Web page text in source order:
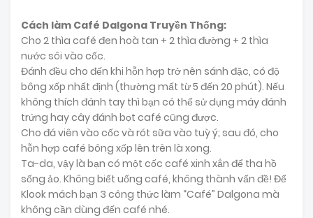
Cách làm Café Dalgona Truyền Thống:
Cho 2 thìa café đen hoà tan + 2 thìa đường + 2 thìa
nước sôi vào cốc.
Đánh đều cho đến khi hỗn hợp trở nên sánh đặc, có độ
bông xốp nhất định (thường mất từ 5 đến 20 phút). Nếu
không thích đánh tay thì bạn có thể sử dụng máy đánh
trứng hay cây đánh bọt café cũng được.
Cho đá viên vào cốc và rót sữa vào tuỳ ý; sau đó, cho
hỗn hợp café bông xốp lên trên là xong.
Ta-da, vậy là bạn có một cốc café xinh xắn để tha hồ
sống ảo. Không biết uống café, không thành vấn đề! Để
Klook mách bạn 3 công thức làm “Café” Dalgona mà
không cần dùng đến café nhé.